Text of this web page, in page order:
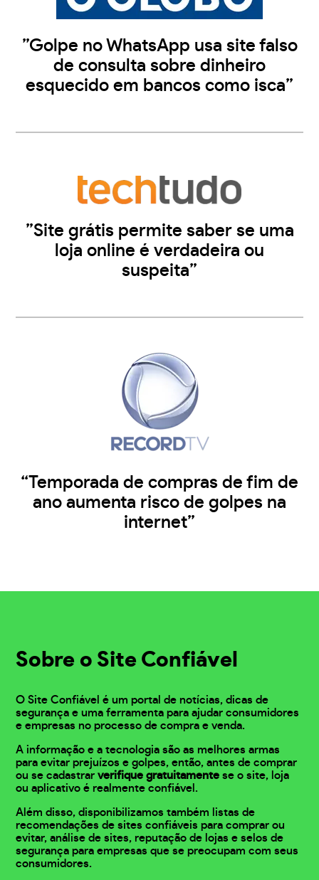
”Golpe no WhatsApp usa site falso
de consulta sobre dinheiro
esquecido em bancos como isca”
”Site grátis permite saber se uma
loja online é verdadeira ou
suspeita”
“Temporada de compras de fim de
ano aumenta risco de golpes na
internet”
Sobre o Site Confiável
O Site Confiável é um portal de notícias, dicas de
segurança e uma ferramenta para ajudar consumidores
e empresas no processo de compra e venda.
A informação e a tecnologia são as melhores armas
para evitar prejuízos e golpes, então, antes de comprar
ou se cadastrarverifique gratuitamente se o site, loja
ou aplicativo é realmente confiável.
Além disso, disponibilizamos também listas de
recomendações de sites confiáveis para comprar ou
evitar, análise de sites, reputação de lojas e selos de
segurança para empresas que se preocupam com seus
consumidores.